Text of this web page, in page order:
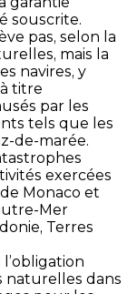
souscrite.
pas, selon la
mais la
navires, y
titre
par les
tels que les
de-marée.
exercées
Monaco et
Mer
Terres
l’obligation
naturelles dans